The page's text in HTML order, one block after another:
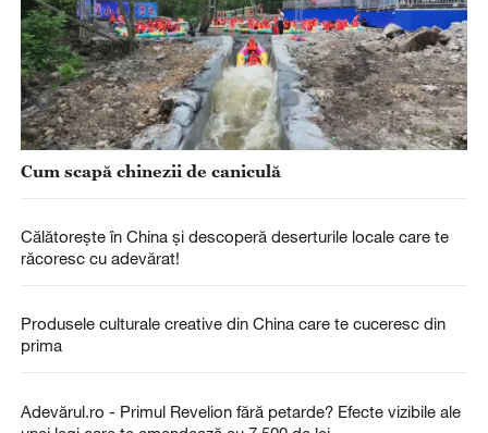
Cum scapă chinezii de caniculă
Călătorește în China și descoperă deserturile locale care te
răcoresc cu adevărat!
Produsele culturale creative din China care te cuceresc din
prima
Adevărul.ro - Primul Revelion fără petarde? Efecte vizibile ale